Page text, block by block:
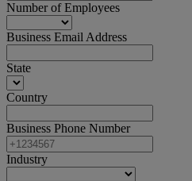
Number of Employees
Business Email Address
State
Country
Business Phone Number
Industry